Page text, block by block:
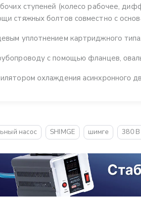
ступеней (колесо рабочее,
стяжных болтов совместно с
уплотнением картриджного типа.
с помощью фланцев,
охлаждения асинхронного
насос SHIMGE шимге 380 В